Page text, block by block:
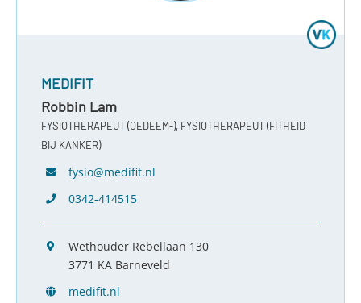
MEDIFIT
Robbin Lam
FYSIOTHERAPEUT (OEDEEM-), FYSIOTHERAPEUT (FITHEID
BIJ KANKER)
fysio@medifit.nl
0342-414515
Wethouder Rebellaan 130
3771 KA Barneveld
medifit.nl